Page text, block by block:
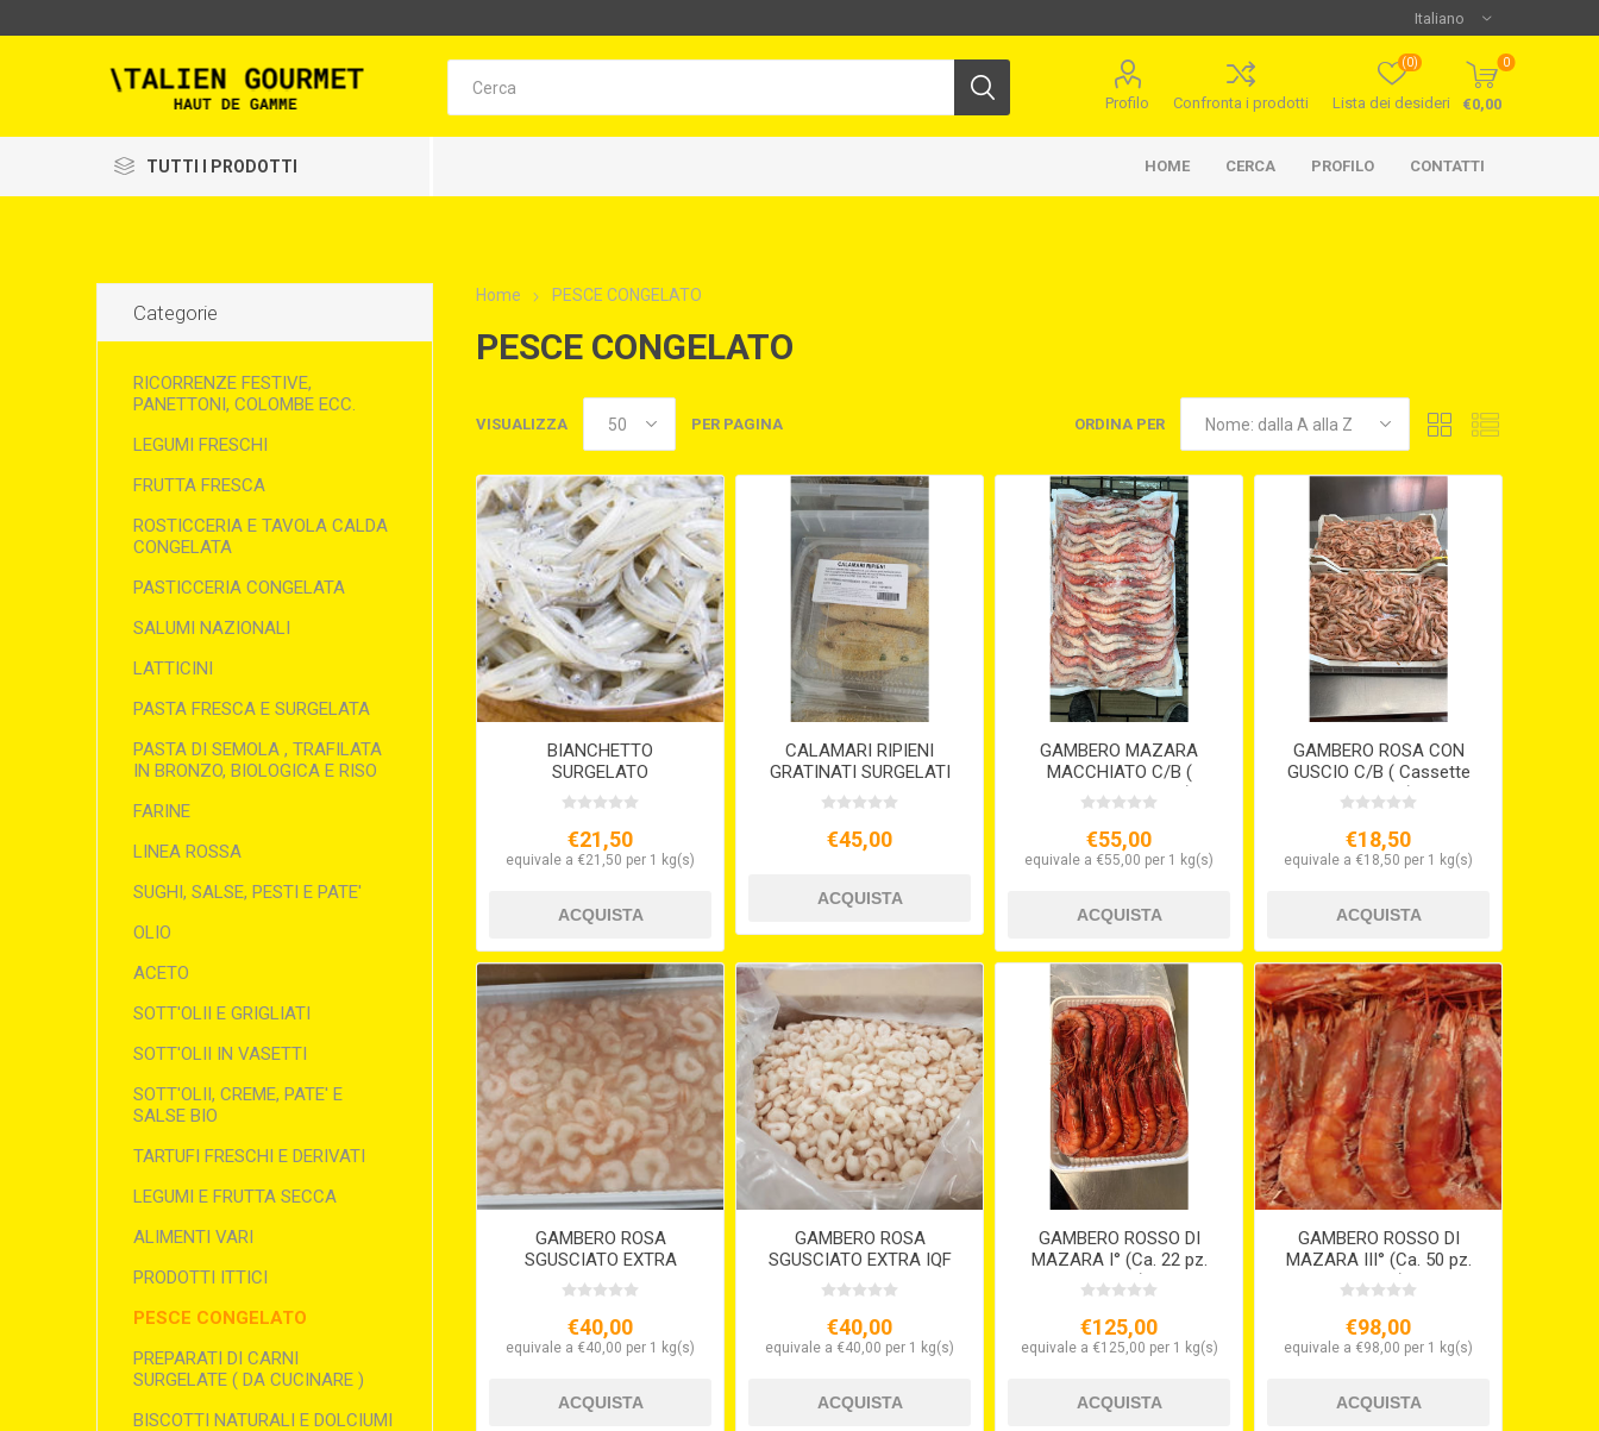
Profilo Confronta i prodotti Lista dei desideri
(0) 0
€0,00
TUTTI I PRODOTTI HOME CERCA PROFILO CONTATTI
Home PESCE CONGELATO
PESCE CONGELATO
ORDINA PER
VISUALIZZA PER PAGINA
BIANCHETTO
SURGELATO
€21,50
equivale a €21,50 per 1 kg(s)
CALAMARI RIPIENI
GRATINATI SURGELATI
€45,00
GAMBERO MAZARA
MACCHIATO C/B (
Cassette Da Kg.5 )
€55,00
equivale a €55,00 per 1 kg(s)
GAMBERO ROSA CON
GUSCIO C/B ( Cassette
Da Kg.5 )
€18,50
equivale a €18,50 per 1 kg(s)
GAMBERO ROSA
SGUSCIATO EXTRA
BLOCCO DA KG.1
€40,00
equivale a €40,00 per 1 kg(s)
GAMBERO ROSA
SGUSCIATO EXTRA IQF
€40,00
equivale a €40,00 per 1 kg(s)
GAMBERO ROSSO DI
MAZARA I° (Ca. 22 pz.
per kg)
€125,00
equivale a €125,00 per 1 kg(s)
GAMBERO ROSSO DI
MAZARA III° (Ca. 50 pz.
per kg)
€98,00
equivale a €98,00 per 1 kg(s)
Categorie
RICORRENZE FESTIVE,
PANETTONI, COLOMBE ECC.
LEGUMI FRESCHI
FRUTTA FRESCA
ROSTICCERIA E TAVOLA CALDA
CONGELATA
PASTICCERIA CONGELATA
SALUMI NAZIONALI
LATTICINI
PASTA FRESCA E SURGELATA
PASTA DI SEMOLA , TRAFILATA
IN BRONZO, BIOLOGICA E RISO
FARINE
LINEA ROSSA
SUGHI, SALSE, PESTI E PATE'
OLIO
ACETO
SOTT'OLII E GRIGLIATI
SOTT'OLII IN VASETTI
SOTT'OLII, CREME, PATE' E
SALSE BIO
TARTUFI FRESCHI E DERIVATI
LEGUMI E FRUTTA SECCA
ALIMENTI VARI
PRODOTTI ITTICI
PESCE CONGELATO
PREPARATI DI CARNI
SURGELATE ( DA CUCINARE )
BISCOTTI NATURALI E DOLCIUMI